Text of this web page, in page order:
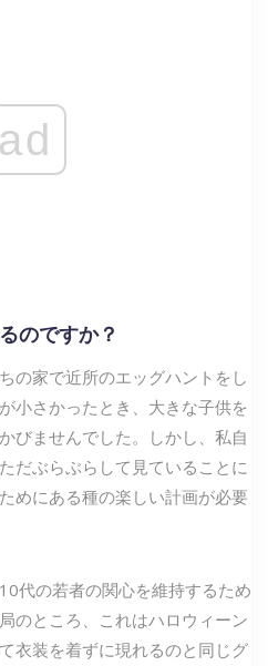
ad
のですか？
の家で近所のエッグハントをし
小さかったとき、大きな子供を
びませんでした。しかし、私自
だぶらぶらして見ていることに
めにある種の楽しい計画が必要
代の若者の関心を維持するため
のところ、これはハロウィーン
衣装を着ずに現れるのと同じグ